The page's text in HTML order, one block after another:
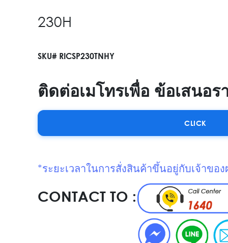
230H
SKU# RICSP230TNHY
ติดต่อเมโทรเพื่อ ข้อเสนอร
CLICK
*ระยะเวลาในการสั่งสินค้าขึ้นอยู่กับเจ้าข
CONTACT TO :